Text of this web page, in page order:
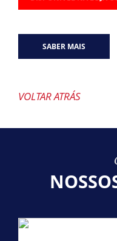
SABER MAIS
VOLTAR ATRÁS